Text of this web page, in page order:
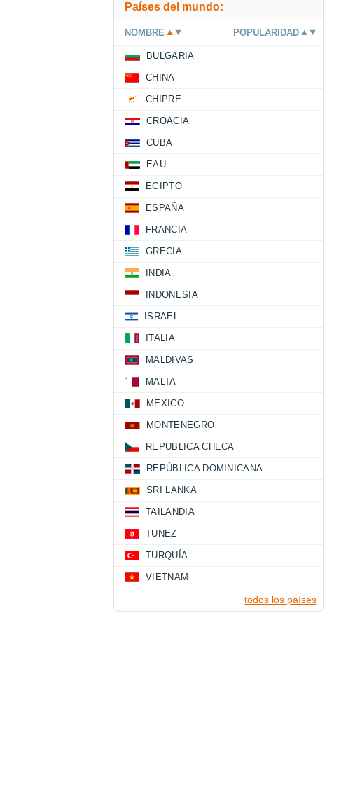
Países del mundo:
NOMBRE POPULARIDAD
BULGARIA
CHINA
CHIPRE
CROACIA
CUBA
EAU
EGIPTO
ESPAÑA
FRANCIA
GRECIA
INDIA
INDONESIA
ISRAEL
ITALIA
MALDIVAS
MALTA
MEXICO
MONTENEGRO
REPUBLICA CHECA
REPÚBLICA DOMINICANA
SRI LANKA
TAILANDIA
TUNEZ
TURQUÍA
VIETNAM
todos los países